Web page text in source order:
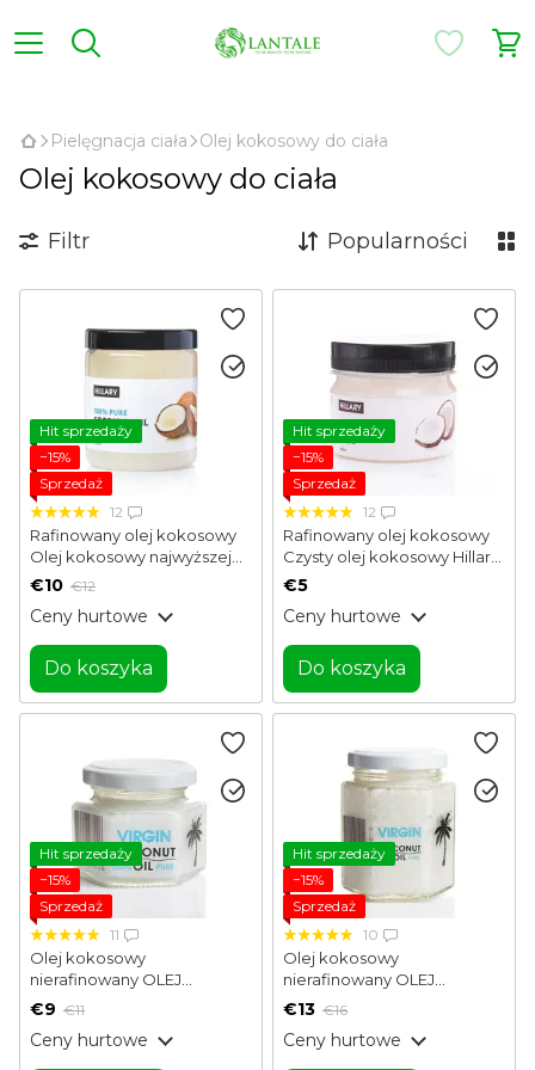
Pielęgnacja ciała Olej kokosowy do ciała
Olej kokosowy do ciała
Filtr Popularności
Hit sprzedaży
−15%
Sprzedaż
12
Rafinowany olej kokosowy
Olej kokosowy najwyższej
jakości Hillary 500 ml
€10 €12
Ceny hurtowe
Do koszyka
Hit sprzedaży
−15%
Sprzedaż
12
Rafinowany olej kokosowy
Czysty olej kokosowy Hillary
100 ml
€5
Ceny hurtowe
Do koszyka
Hit sprzedaży
−15%
Sprzedaż
11
Olej kokosowy
nierafinowany OLEJ
KOKOSOWY VIRGIN Hillary
€9 €11
Ceny hurtowe
Hit sprzedaży
−15%
Sprzedaż
10
Olej kokosowy
nierafinowany OLEJ
KOKOSOWY VIRGIN Hillary
€13 €16
Ceny hurtowe